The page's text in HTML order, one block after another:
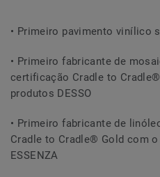
• Primeiro pavimento vinílico
• Primeiro fabricante de
certificação Cradle to
produtos DESSO
• Primeiro fabricante de
Cradle to Cradle® Gold com o
ESSENZA